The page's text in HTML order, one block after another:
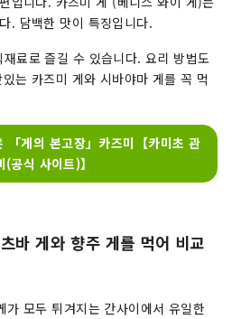
. 담백한 맛이 특징입니다.
료로 즐길 수 있습니다. 요리 방법도
는 카즈미 게와 시바야마 게를 꼭 먹
「게의 본고장」카즈미【카미초 관
(공식 사이트)】
바 게와 향주 게를 먹어 비교
모두 튀겨지는 간사이에서 유일한